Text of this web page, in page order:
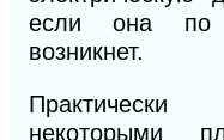
если она по
возникнет.
некоторыми